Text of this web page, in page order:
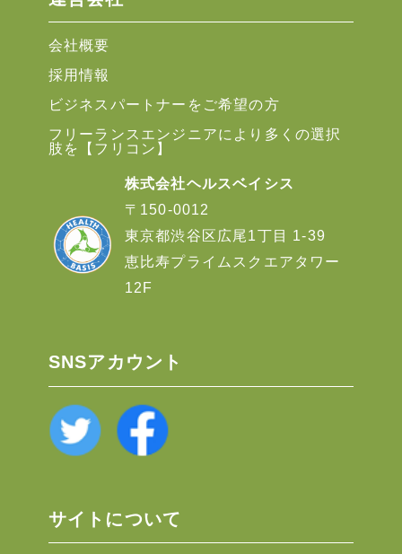
会社概要
採用情報
ビジネスパートナーをご希望の方
フリーランスエンジニアにより多くの選択
肢を【フリコン】
株式会社ヘルスベイシス
〒150-0012
東京都渋谷区広尾1丁目 1-39
恵比寿プライムスクエアタワー
12F
SNSアカウント
サイトについて